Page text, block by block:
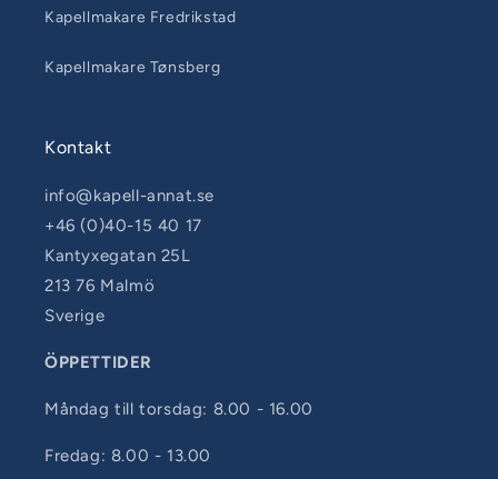
Kapellmakare Fredrikstad
Kapellmakare Tønsberg
Kontakt
info@kapell-annat.se
+46 (0)40-15 40 17
Kantyxegatan 25L
213 76 Malmö
Sverige
ÖPPETTIDER
Måndag till torsdag: 8.00 - 16.00
Fredag: 8.00 - 13.00